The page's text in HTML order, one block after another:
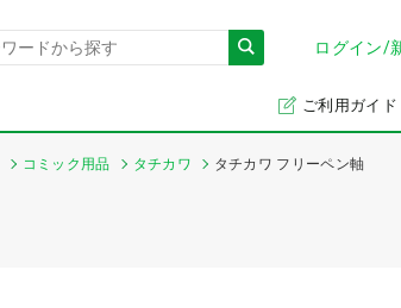
ログイン/
ご利用ガイド
コミック用品 タチカワ タチカワ フリーペン軸